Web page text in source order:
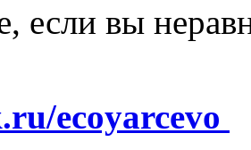
если вы
ecoyarcevo